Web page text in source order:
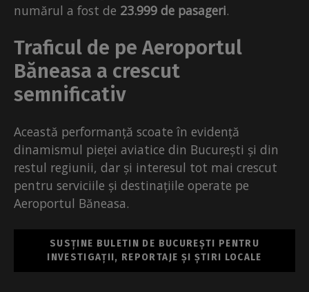
numărul a fost de 23.999 de pasageri.
Traficul de pe Aeroportul
Băneasa a crescut
semnificativ
Această performanță scoate în evidență
dinamismul pieței aviatice din București și din
restul regiunii, dar și interesul tot mai crescut
pentru serviciile și destinațiile operate pe
Aeroportul Băneasa.
SUSȚINE BULETIN DE BUCUREȘTI PENTRU
INVESTIGAȚII, REPORTAJE ȘI ȘTIRI LOCALE